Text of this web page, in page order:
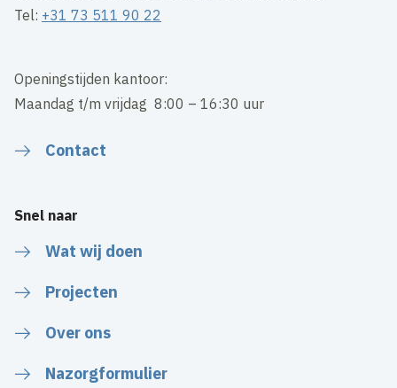
Tel: +31 73 511 90 22
Openingstijden kantoor:
Maandag t/m vrijdag 8:00 – 16:30 uur
Contact
Snel naar
Wat wij doen
Projecten
Over ons
Nazorgformulier